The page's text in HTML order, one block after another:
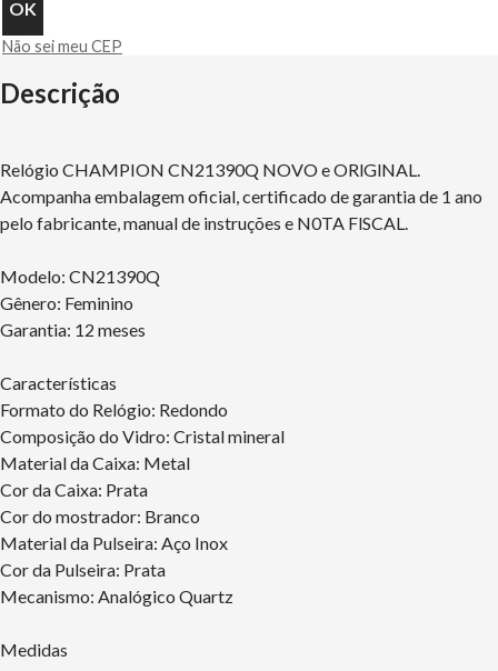
Não sei meu CEP
Descrição
Relógio CHAMPION CN21390Q NOVO e ORlGlNAL.
Acompanha embalagem oficial, certificado de garantia de 1 ano
pelo fabricante, manual de instruções e N0TA FlSCAL.
Modelo: CN21390Q
Gênero: Feminino
Garantia: 12 meses
Características
Formato do Relógio: Redondo
Composição do Vidro: Cristal mineral
Material da Caixa: Metal
Cor da Caixa: Prata
Cor do mostrador: Branco
Material da Pulseira: Aço Inox
Cor da Pulseira: Prata
Mecanismo: Analógico Quartz
Medidas